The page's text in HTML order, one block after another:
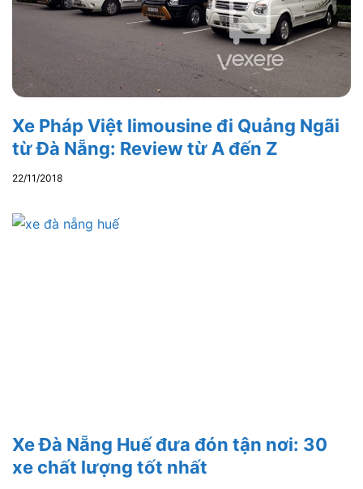
Xe Pháp Việt limousine đi Quảng Ngãi
từ Đà Nẵng: Review từ A đến Z
22/11/2018
Xe Đà Nẵng Huế đưa đón tận nơi: 30
xe chất lượng tốt nhất